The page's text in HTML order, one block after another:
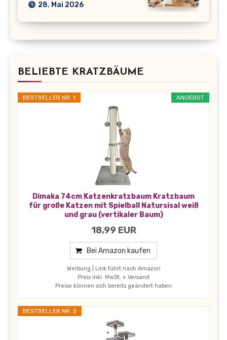
28. Mai 2026
BELIEBTE KRATZBÄUME
ANGEBOT
BESTSELLER NR. 1
Dimaka 74cm Katzenkratzbaum Kratzbaum
für große Katzen mit Spielball Natursisal weiß
und grau (vertikaler Baum)
18,99 EUR
Bei Amazon kaufen
Werbung | Link führt nach Amazon
Preis inkl. MwSt. + Versand
Preise können sich bereits geändert haben
BESTSELLER NR. 2